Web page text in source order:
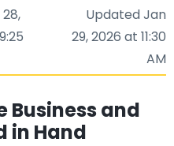
Updated Jan
29, 2026 at 11:30
AM
Business and
in Hand